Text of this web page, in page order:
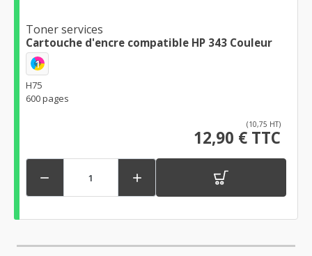
Toner services
Cartouche d'encre compatible HP 343 Couleur
1
H75
600 pages
(10,75 HT)
12,90 € TTC
 